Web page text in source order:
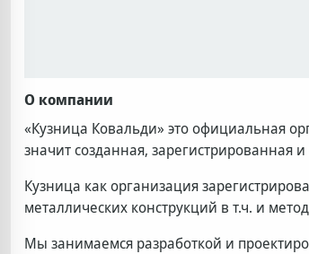
О компании
«Кузница Ковальди» это официальная
значит созданная,
Кузница как организация
металлических конструкций в т.ч. и
Мы занимаемся разработкой и